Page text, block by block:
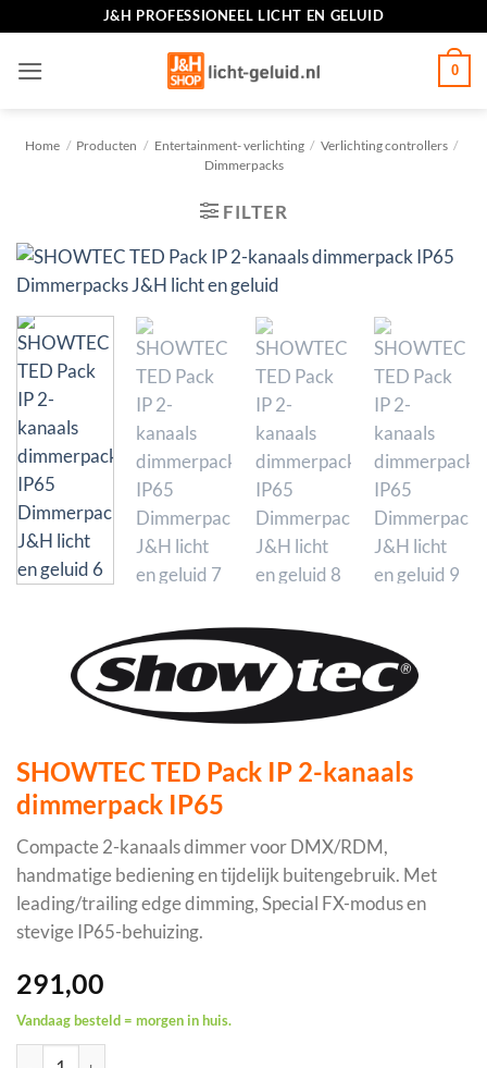
inhoud
J&H PROFESSIONEEL LICHT EN GELUID
0
Home / Producten / Entertainment- verlichting / Verlichting controllers /
Dimmerpacks
FILTER
SHOWTEC TED Pack IP 2-kanaals
dimmerpack IP65
Compacte 2-kanaals dimmer voor DMX/RDM,
handmatige bediening en tijdelijk buitengebruik. Met
leading/trailing edge dimming, Special FX-modus en
stevige IP65-behuizing.
291,00
Vandaag besteld = morgen in huis.
SHOWTEC TED Pack IP 2-kanaals dimmerpack IP65 aantal